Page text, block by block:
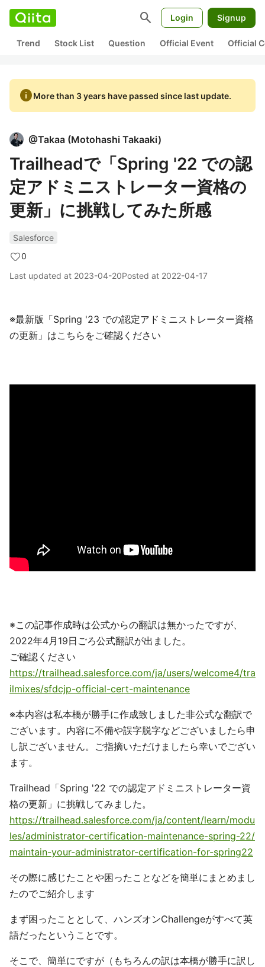
search Login Signup
Trend Stock List Question Official Event Official
infoMore than 3 years have passed since last update.
@Takaa (Motohashi Takaaki)
Trailheadで「Spring '22 での認
定アドミニストレーター資格の
更新」に挑戦してみた所感
Salesforce
0
Last updated at 2023-04-20Posted at 2022-04-17
※最新版「Spring '23 での認定アドミニストレーター資格
の更新」はこちらをご確認ください
※この記事作成時は公式からの翻訳は無かったですが、
2022年4月19日ごろ公式翻訳が出ました。
ご確認ください
https://trailhead.salesforce.com/ja/users/welcome4/tra
ilmixes/sfdcjp-official-cert-maintenance
※本内容は私本橋が勝手に作成致しました非公式な翻訳で
ございます。内容に不備や誤字脱字などございましたら申
し訳ございません。ご指摘いただけましたら幸いでござい
ます。
Trailhead「Spring '22 での認定アドミニストレーター資
格の更新」に挑戦してみました。
https://trailhead.salesforce.com/ja/content/learn/modu
les/administrator-certification-maintenance-spring-22/
maintain-your-administrator-certification-for-spring22
その際に感じたことや困ったことなどを簡単にまとめまし
たのでご紹介します
まず困ったこととして、ハンズオンChallengeがすべて英
語だったということです。
そこで、簡単にですが（もちろんの訳は本橋が勝手に訳し